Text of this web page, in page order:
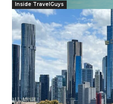
Inside TravelGuys